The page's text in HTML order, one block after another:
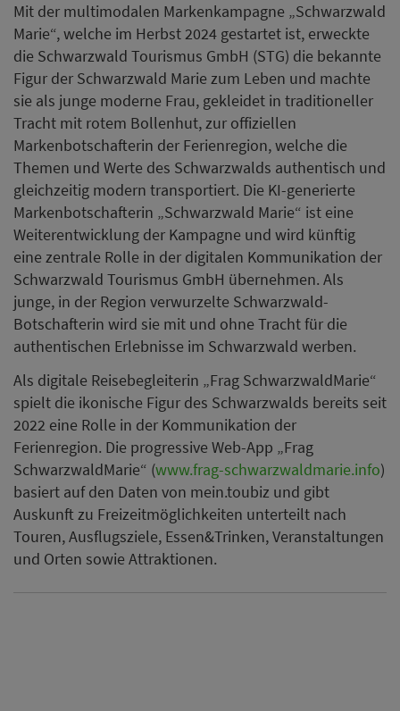
Mit der multimodalen Markenkampagne „Schwarzwald
Marie“, welche im Herbst 2024 gestartet ist, erweckte
die Schwarzwald Tourismus GmbH (STG) die bekannte
Figur der Schwarzwald Marie zum Leben und machte
sie als junge moderne Frau, gekleidet in traditioneller
Tracht mit rotem Bollenhut, zur offiziellen
Markenbotschafterin der Ferienregion, welche die
Themen und Werte des Schwarzwalds authentisch und
gleichzeitig modern transportiert. Die KI-generierte
Markenbotschafterin „Schwarzwald Marie“ ist eine
Weiterentwicklung der Kampagne und wird künftig
eine zentrale Rolle in der digitalen Kommunikation der
Schwarzwald Tourismus GmbH übernehmen. Als
junge, in der Region verwurzelte Schwarzwald-
Botschafterin wird sie mit und ohne Tracht für die
authentischen Erlebnisse im Schwarzwald werben.
Als digitale Reisebegleiterin „Frag SchwarzwaldMarie“
spielt die ikonische Figur des Schwarzwalds bereits seit
2022 eine Rolle in der Kommunikation der
Ferienregion. Die progressive Web-App „Frag
SchwarzwaldMarie“ (www.frag-schwarzwaldmarie.info)
basiert auf den Daten von mein.toubiz und gibt
Auskunft zu Freizeitmöglichkeiten unterteilt nach
Touren, Ausflugsziele, Essen&Trinken, Veranstaltungen
und Orten sowie Attraktionen.